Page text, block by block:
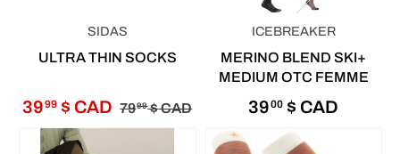
SIDAS
ULTRA THIN SOCKS
3999 $ CAD 7999$ CAD
ICEBREAKER
MERINO BLEND SKI+
MEDIUM OTC FEMME
3900 $ CAD